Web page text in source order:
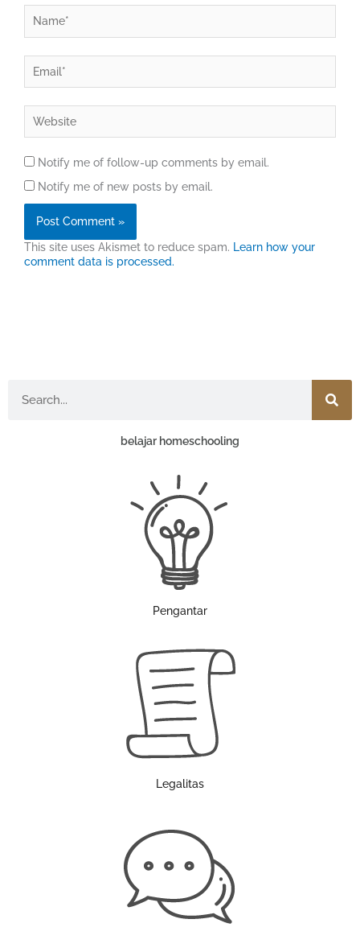
Notify me of follow-up comments by email.
Notify me of new posts by email.
This site uses Akismet to reduce spam. Learn how your
comment data is processed.
belajar homeschooling
Pengantar
Legalitas